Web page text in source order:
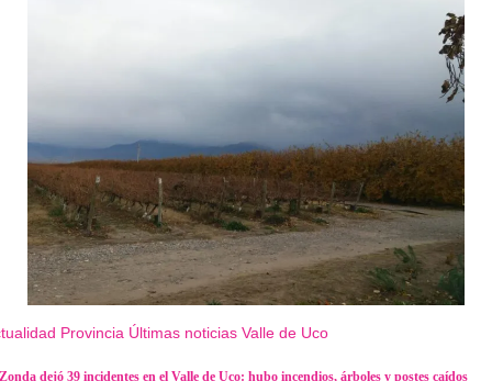
Provincia Últimas noticias Valle de Uco
dejó 39 incidentes en el Valle de Uco: hubo incendios, árboles y postes caídos